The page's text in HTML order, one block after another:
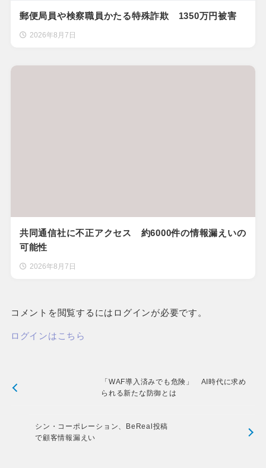
郵便局員や検察職員かたる特殊詐欺 1350万円被害
2026年8月7日
共同通信社に不正アクセス 約6000件の情報漏えいの
可能性
2026年8月7日
コメントを閲覧するにはログインが必要です。
ログインはこちら
「WAF導入済みでも危険」 AI時代に求め
られる新たな防御とは
シン・コーポレーション、BeReal投稿
で顧客情報漏えい